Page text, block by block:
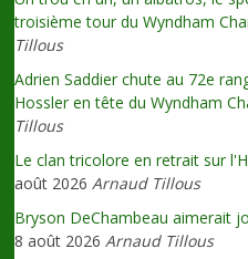
troisième tour du Wyndham
Tillous
Adrien Saddier chute au 72e
Hossler en tête du Wyndham
Tillous
Le clan tricolore en retrait sur
août 2026 Arnaud Tillous
Bryson DeChambeau aimerait
8 août 2026 Arnaud Tillous